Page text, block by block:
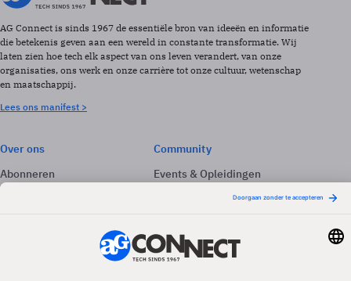
AG Connect is sinds 1967 de essentiële bron van ideeën en informatie
die betekenis geven aan een wereld in constante transformatie. Wij
laten zien hoe tech elk aspect van ons leven verandert, van onze
organisaties, ons werk en onze carrière tot onze cultuur, wetenschap
en maatschappij.
Lees ons manifest >
Over ons
Abonneren
Adverteren
Community
Events & Opleidingen